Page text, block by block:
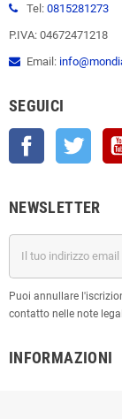
Tel: 0815281273
P.IVA: 04672471218
Email:
SEGUICI
Facebook
NEWSLETTER
Puoi annullare
contatto nelle note
INFORMAZIONI